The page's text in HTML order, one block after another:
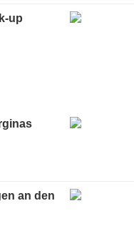
up
an den